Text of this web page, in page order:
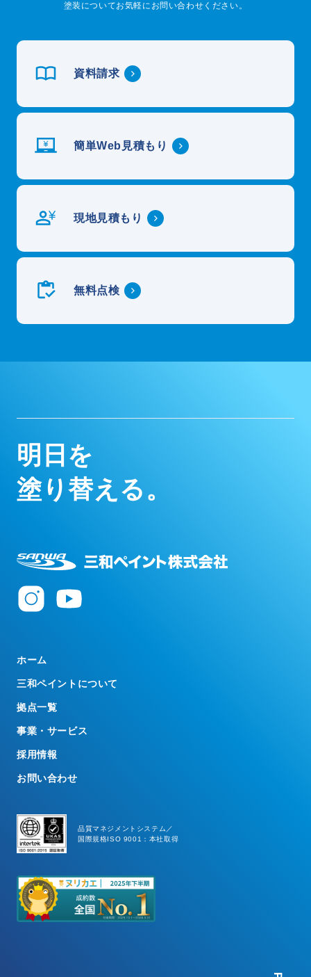
塗装についてお気軽にお問い合わせください。
資料請求
簡単Web見積もり
現地見積もり
無料点検
明 日 を
塗り替え る。
ホーム
三和ペイントについて
拠点一覧
事業・サービス
採用情報
お問い合わせ
品質マネジメントシステム／
国際規格ISO 9001：本社取得